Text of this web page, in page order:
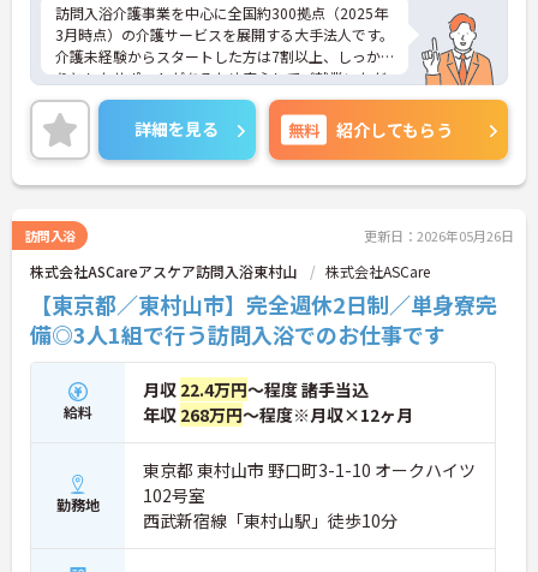
訪問入浴介護事業を中心に全国約300拠点（2025年
3月時点）の介護サービスを展開する大手法人です。
介護未経験からスタートした方は7割以上、しっか
りとしたサポートがあるため安心してご就業いただ
けます。お風呂に入れなくて困っている方に、手を
差し伸べてあげられるとてもやりがいのあるお仕事
です。ご興味ある方には、面接対策ポイントなど、
さらに詳細をお話しいたしますのでお気軽にご相談
ください！
詳細を見る 無料 紹介してもらう
訪問入浴 更新日：2026年05月26日
株式会社ASCareアスケア訪問入浴東村山 株式会社ASCare
【東京都／東村山市】完全週休2日制／単身寮完
備◎3人1組で行う訪問入浴でのお仕事です
給料
月収 22.4万円～程度 諸手当込
年収 268万円～程度※月収×12ヶ月
勤務地
東京都 東村山市 野口町3-1-10 オークハイツ
102号室
西武新宿線「東村山駅」徒歩10分